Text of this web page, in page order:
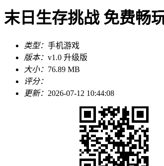
末日生存挑战 免费畅
类型： 手机游戏
版本： v1.0 升级版
大小： 76.89 MB
评分：
更新： 2026-07-12 10:44:08